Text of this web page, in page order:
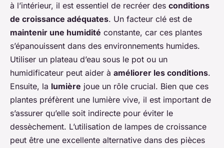
à l’intérieur, il est essentiel de recréer des conditions
de croissance adéquates. Un facteur clé est de
maintenir une humidité constante, car ces plantes
s’épanouissent dans des environnements humides.
Utiliser un plateau d’eau sous le pot ou un
humidificateur peut aider à améliorer les conditions.
Ensuite, la lumière joue un rôle crucial. Bien que ces
plantes préfèrent une lumière vive, il est important de
s’assurer qu’elle soit indirecte pour éviter le
dessèchement. L’utilisation de lampes de croissance
peut être une excellente alternative dans des pièces